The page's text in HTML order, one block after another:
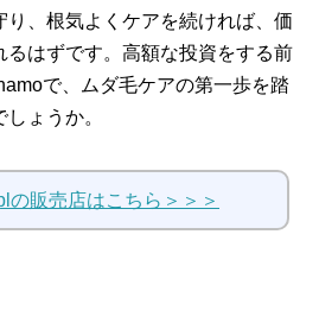
り、根気よくケアを続ければ、価
るはずです。高額な投資をする前
で、ムダ毛ケアの第一歩を踏
ょうか。
の販売店はこちら＞＞＞